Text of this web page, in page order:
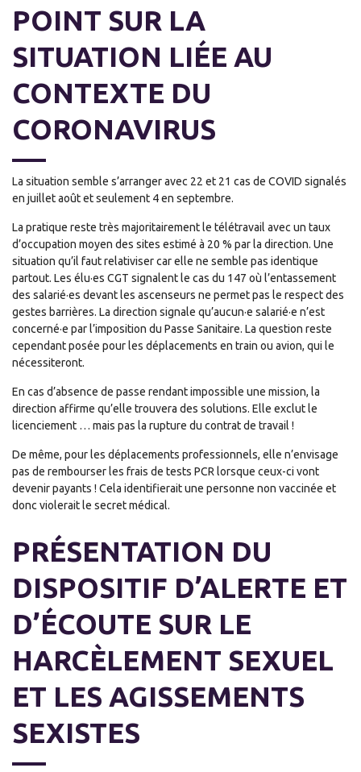
POINT SUR LA
SITUATION LIÉE AU
CONTEXTE DU
CORONAVIRUS
La situation semble s’arranger avec 22 et 21 cas de COVID signalés
en juillet août et seulement 4 en septembre.
La pratique reste très majoritairement le télétravail avec un taux
d’occupation moyen des sites estimé à 20 % par la direction. Une
situation qu’il faut relativiser car elle ne semble pas identique
partout. Les élu·es CGT signalent le cas du 147 où l’entassement
des salarié·es devant les ascenseurs ne permet pas le respect des
gestes barrières. La direction signale qu’aucun·e salarié·e n’est
concerné·e par l’imposition du Passe Sanitaire. La question reste
cependant posée pour les déplacements en train ou avion, qui le
nécessiteront.
En cas d’absence de passe rendant impossible une mission, la
direction affirme qu’elle trouvera des solutions. Elle exclut le
licenciement … mais pas la rupture du contrat de travail !
De même, pour les déplacements professionnels, elle n’envisage
pas de rembourser les frais de tests PCR lorsque ceux-ci vont
devenir payants ! Cela identifierait une personne non vaccinée et
donc violerait le secret médical.
PRÉSENTATION DU
DISPOSITIF D’ALERTE ET
D’ÉCOUTE SUR LE
HARCÈLEMENT SEXUEL
ET LES AGISSEMENTS
SEXISTES